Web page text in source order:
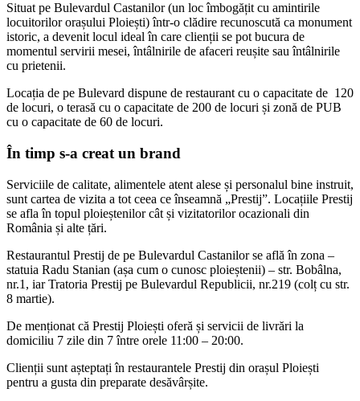
Situat pe Bulevardul Castanilor (un loc îmbogățit cu amintirile
locuitorilor orașului Ploiești) într-o clădire recunoscută ca monument
istoric, a devenit locul ideal în care clienții se pot bucura de
momentul servirii mesei, întâlnirile de afaceri reușite sau întâlnirile
cu prietenii.
Locația de pe Bulevard dispune de restaurant cu o capacitate de 120
de locuri, o terasă cu o capacitate de 200 de locuri și zonă de PUB
cu o capacitate de 60 de locuri.
În timp s-a creat un brand
Serviciile de calitate, alimentele atent alese și personalul bine instruit,
sunt cartea de vizita a tot ceea ce înseamnă „Prestij”. Locațiile Prestij
se afla în topul ploieștenilor cât și vizitatorilor ocazionali din
România și alte țări.
Restaurantul Prestij de pe Bulevardul Castanilor se află în zona –
statuia Radu Stanian (așa cum o cunosc ploieștenii) – str. Bobâlna,
nr.1, iar Tratoria Prestij pe Bulevardul Republicii, nr.219 (colț cu str.
8 martie).
De menționat că Prestij Ploiești oferă și servicii de livrări la
domiciliu 7 zile din 7 între orele 11:00 – 20:00.
Clienții sunt așteptați în restaurantele Prestij din orașul Ploiești
pentru a gusta din preparate desăvârșite.